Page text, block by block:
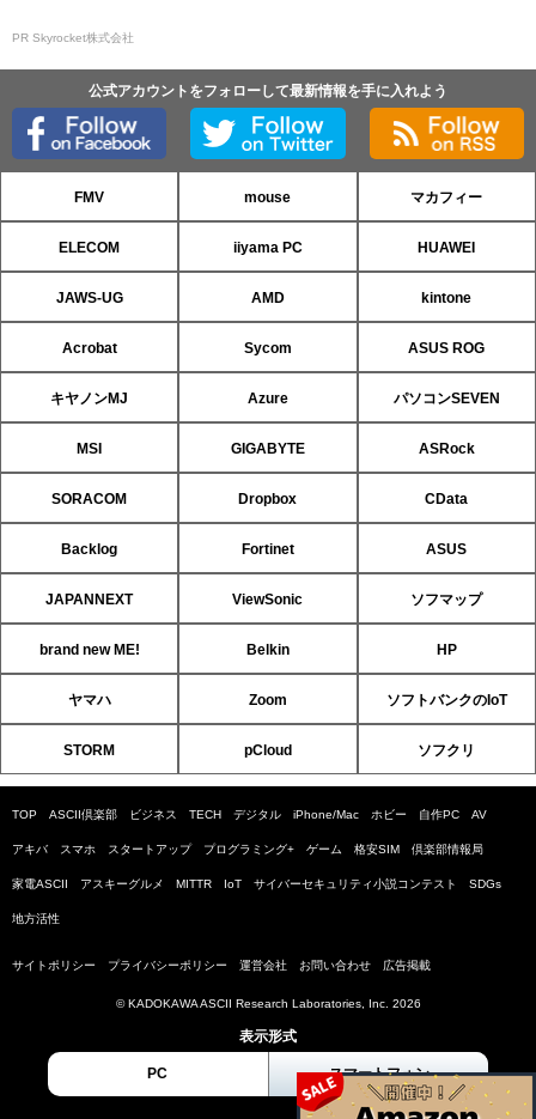
PR Skyrocket株式会社
公式アカウントをフォローして最新情報を手に入れよう
FMV mouse マカフィー
ELECOM iiyama PC HUAWEI
JAWS-UG AMD kintone
Acrobat Sycom ASUS ROG
キヤノンMJ Azure パソコンSEVEN
MSI GIGABYTE ASRock
SORACOM Dropbox CData
Backlog Fortinet ASUS
JAPANNEXT ViewSonic ソフマップ
brand new ME! Belkin HP
ヤマハ Zoom ソフトバンクのIoT
STORM pCloud ソフクリ
TOP ASCII倶楽部 ビジネス TECH デジタル iPhone/Mac ホビー 自作PC AV
アキバ スマホ スタートアップ プログラミング+ ゲーム 格安SIM 倶楽部情報局
家電ASCII アスキーグルメ MITTR IoT サイバーセキュリティ小説コンテスト SDGs
地方活性
サイトポリシー プライバシーポリシー 運営会社 お問い合わせ 広告掲載
© KADOKAWA ASCII Research Laboratories, Inc. 2026
表示形式
PC スマートフォン